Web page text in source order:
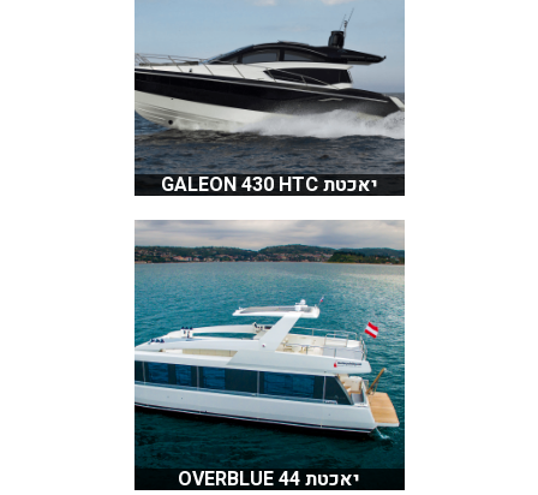
יאכטת GALEON 430 HTC
יאכטת OVERBLUE 44